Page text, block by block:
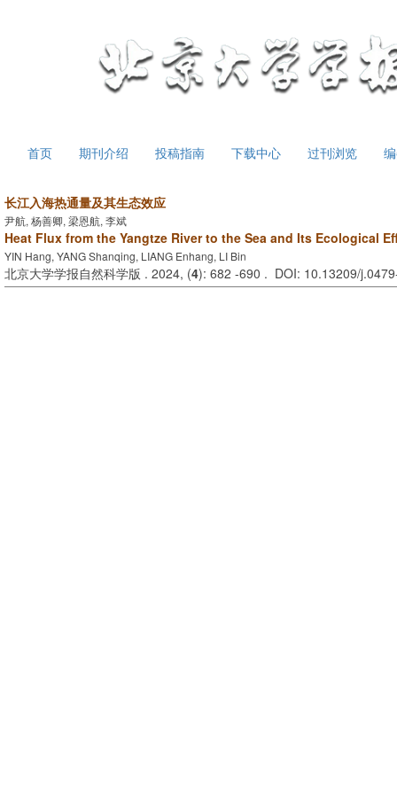
首页 期刊介绍 投稿指南 下载中心 过刊浏览
长江入海热通量及其生态效应
尹航, 杨善卿, 梁恩航, 李斌
Heat Flux from the Yangtze River to the Sea and Its Ecological
YIN Hang, YANG Shanqing, LIANG Enhang, LI Bin
北京大学学报自然科学版 . 2024, (4): 682 -690 . DOI: 10.13209/